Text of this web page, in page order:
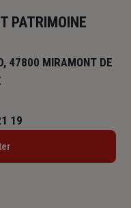
PATRIMOINE
47800 MIRAMONT DE
– 18h
19